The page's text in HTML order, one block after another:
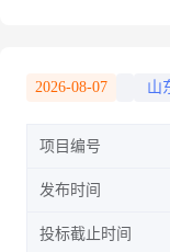
2026-08-07 山
项目编号
发布时间
投标截止时间